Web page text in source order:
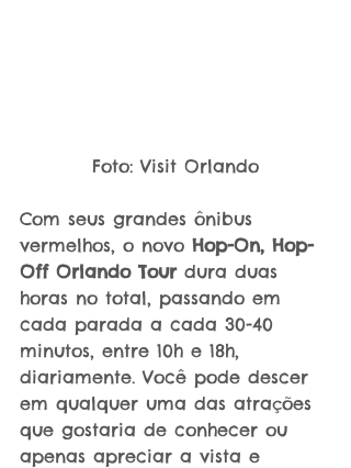
Foto: Visit Orlando
Com seus grandes ônibus
vermelhos, o novo Hop-On, Hop-
Off Orlando Tour dura duas
horas no total, passando em
cada parada a cada 30-40
minutos, entre 10h e 18h,
diariamente. Você pode descer
em qualquer uma das atrações
que gostaria de conhecer ou
apenas apreciar a vista e